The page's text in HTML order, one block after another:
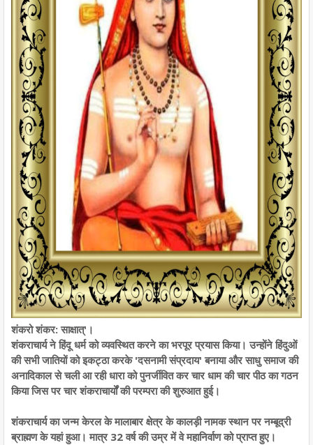
शंकरो शंकर: साक्षात्'।
शंकराचार्य ने हिंदू धर्म को व्यवस्थित करने का भरपूर प्रयास किया। उन्होंने हिंदुओं
की सभी जातियों को इकट्ठा करके 'दसनामी संप्रदाय' बनाया और साधु समाज की
अनादिकाल से चली आ रही धारा को पुनर्जीवित कर चार धाम की चार पीठ का गठन
किया जिस पर चार शंकराचार्यों की परम्परा की शुरुआत हुई।
शंकराचार्य का जन्म केरल के मालाबार क्षेत्र के कालड़ी नामक स्थान पर नम्बूद्री
ब्राह्मण के यहां हुआ। मात्र 32 वर्ष की उम्र में वे महानिर्वाण को प्राप्त हुए।